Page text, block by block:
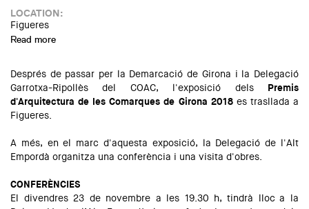
LOCATION:
Figueres
Read more
Després de passar per la Demarcació de Girona i la Delegació
Garrotxa-Ripollès del COAC, l'exposició dels Premis
d'Arquitectura de les Comarques de Girona 2018es trasllada a
Figueres.
A més, en el marc d'aquesta exposició, la Delegació de l'Alt
Empordà organitza una conferència i una visita d'obres.
CONFERÈNCIES
El divendres 23 de novembre a les 19.30 h, tindrà lloc a la